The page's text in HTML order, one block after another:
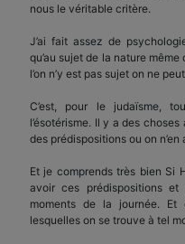
nous le véritable critère.
J’ai fait assez de
qu’au sujet de la nature
l’on n’y est pas sujet on ne
C’est, pour le judaïsme,
l’ésotérisme. Il y a des
des prédispositions ou on n’en
Et je comprends très bien Si
avoir ces prédispositions
moments de la journée. Et
lesquelles on se trouve à tel